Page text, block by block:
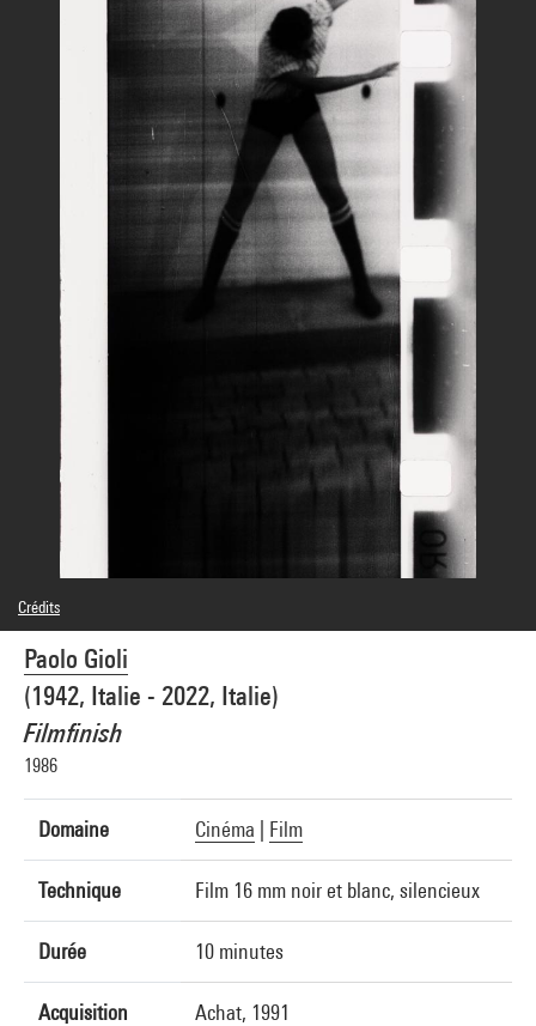
Paolo Gioli
(1942, Italie - 2022, Italie)
Filmfinish
1986
Domaine Cinéma Film
Technique Film 16 mm noir et blanc, silencieux
Durée 10 minutes
Acquisition Achat, 1991
Crédits
© Paolo Gioli
Crédit photographique : Centre Pompidou, MNAM-CCI/Service de la documentation
photographique du MNAM/Dist. GrandPalaisRmn
Réf. image : 4N09764
Diffusion image :